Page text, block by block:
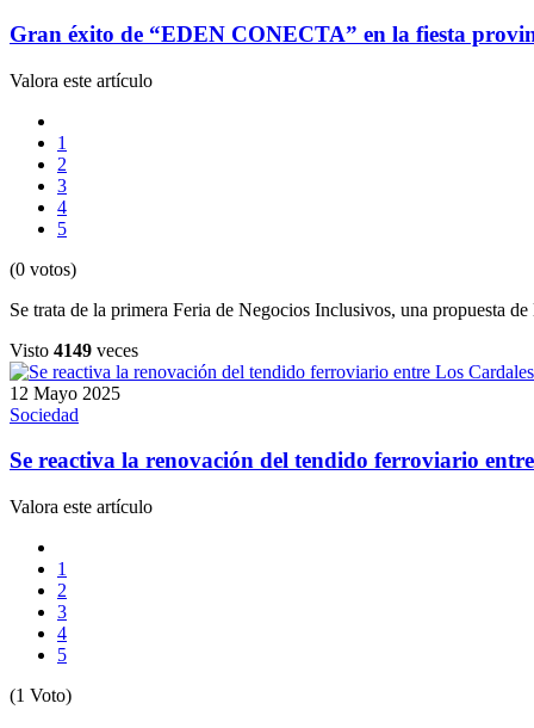
Gran éxito de “EDEN CONECTA” en la fiesta
Valora este artículo
1
2
3
4
5
(0 votos)
Se trata de la primera Feria de Negocios Inclusivos, una propuesta
Visto 4149 veces
12 Mayo 2025
Sociedad
Se reactiva la renovación del tendido ferroviario
Valora este artículo
1
2
3
4
5
(1 Voto)